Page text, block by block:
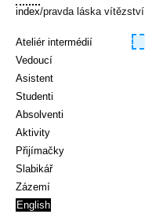
index/pravda láska vítězství
Ateliér intermédií
Vedoucí
Asistent
Studenti
Absolventi
Aktivity
Přijímačky
Slabikář
Zázemí
English